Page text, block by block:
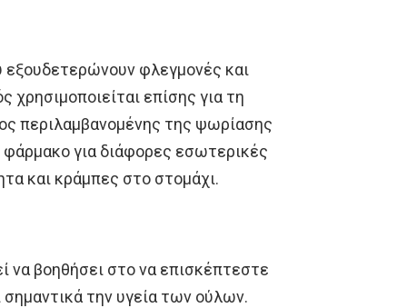
εξουδετερώνουν φλεγμονές και
επίσης για τη
περιλαμβανομένης της ψωρίασης
φάρμακο για διάφορες εσωτερικές
και κράμπες στο στομάχι.
βοηθήσει στο να επισκέπτεστε
την υγεία των ούλων.